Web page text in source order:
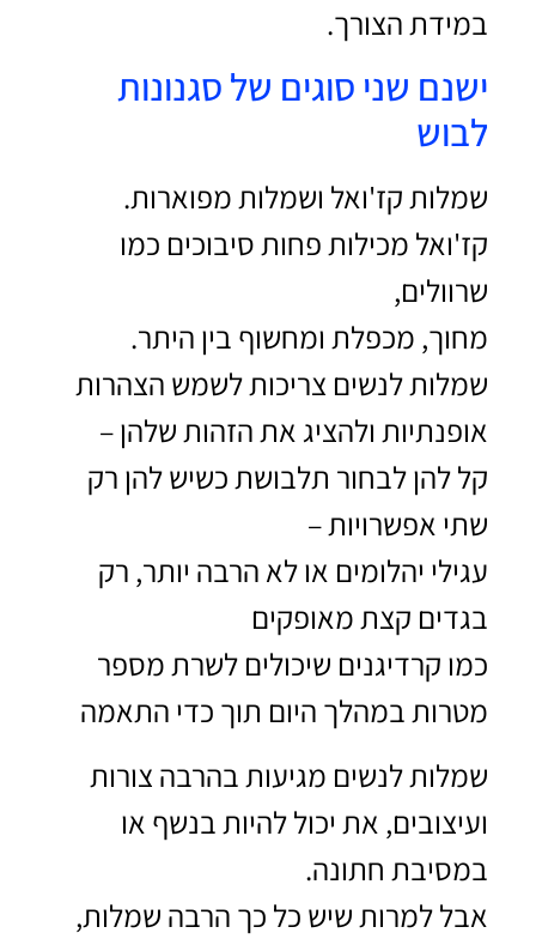
במידת הצורך.
ישנם שני סוגים של סגנונות
לבוש
שמלות קז'ואל ושמלות מפוארות.
קז'ואל מכילות פחות סיבוכים כמו
שרוולים,
מחוך, מכפלת ומחשוף בין היתר.
שמלות לנשים צריכות לשמש הצהרות
אופנתיות ולהציג את הזהות שלהן –
קל להן לבחור תלבושת כשיש להן רק
שתי אפשרויות –
עגילי יהלומים או לא הרבה יותר, רק
בגדים קצת מאופקים
כמו קרדיגנים שיכולים לשרת מספר
מטרות במהלך היום תוך כדי התאמה
שמלות לנשים מגיעות בהרבה צורות
ועיצובים, את יכול להיות בנשף או
במסיבת חתונה.
אבל למרות שיש כל כך הרבה שמלות,